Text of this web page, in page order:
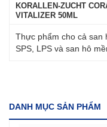
KORALLEN-ZUCHT
VITALIZER 50ML
Thực phẩm cho cả san
SPS, LPS và san hô
DANH MỤC SẢN PHẨM